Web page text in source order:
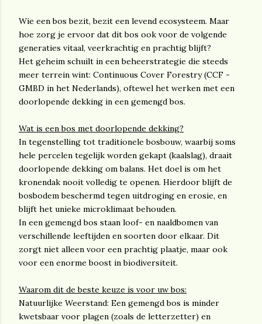
Wie een bos bezit, bezit een levend ecosysteem. Maar
hoe zorg je ervoor dat dit bos ook voor de volgende
generaties vitaal, veerkrachtig en prachtig blijft?
Het geheim schuilt in een beheerstrategie die steeds
meer terrein wint: Continuous Cover Forestry (CCF -
GMBD in het Nederlands), oftewel het werken met een
doorlopende dekking in een gemengd bos.
Wat is een bos met doorlopende dekking?
In tegenstelling tot traditionele bosbouw, waarbij soms
hele percelen tegelijk worden gekapt (kaalslag), draait
doorlopende dekking om balans. Het doel is om het
kronendak nooit volledig te openen. Hierdoor blijft de
bosbodem beschermd tegen uitdroging en erosie, en
blijft het unieke microklimaat behouden.
In een gemengd bos staan loof- en naaldbomen van
verschillende leeftijden en soorten door elkaar. Dit
zorgt niet alleen voor een prachtig plaatje, maar ook
voor een enorme boost in biodiversiteit.
Waarom dit de beste keuze is voor uw bos:
Natuurlijke Weerstand: Een gemengd bos is minder
kwetsbaar voor plagen (zoals de letterzetter) en